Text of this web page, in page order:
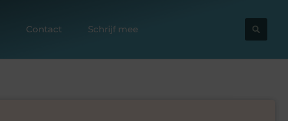
Contact Schrijf mee